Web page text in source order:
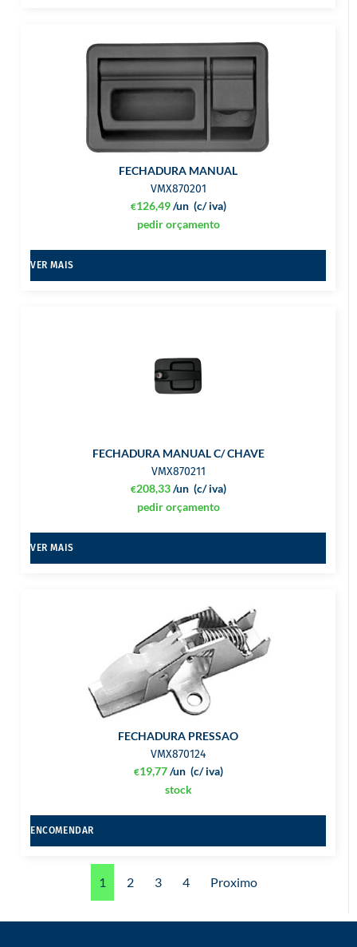
FECHADURA MANUAL
VMX870201
€126,49 (c/ iva)
/un
pedir orçamento
VER MAIS
FECHADURA MANUAL C/ CHAVE
VMX870211
€208,33 (c/ iva)
/un
pedir orçamento
VER MAIS
FECHADURA PRESSAO
VMX870124
€19,77 (c/ iva)
/un
stock
ENCOMENDAR
1 2 3 4 Proximo